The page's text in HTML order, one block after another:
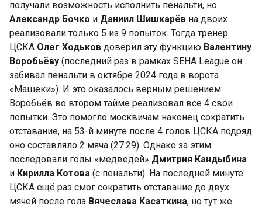
получали возможность исполнить пенальти, но
Александр Бочко и Даниил Шишкарёв на двоих
реализовали только 5 из 9 попыток. Тогда тренер
ЦСКА Олег Ходьков доверил эту функцию Валентину
Воробьёву (последний раз в рамках SEHA League он
забивал пенальти в октябре 2024 года в ворота
«Машеки»). И это оказалось верным решением:
Воробьёв во втором тайме реализовал все 4 свои
попытки. Это помогло москвичам наконец сократить
отставание, на 53-й минуте после 4 голов ЦСКА подряд
оно составляло 2 мяча (27:29). Однако за этим
последовали голы «медведей» Дмитрия Кандыбина
и Кирилла Котова (с пенальти). На последней минуте
ЦСКА ещё раз смог сократить отставание до двух
мячей после гола Вячеслава Касаткина, но тут же